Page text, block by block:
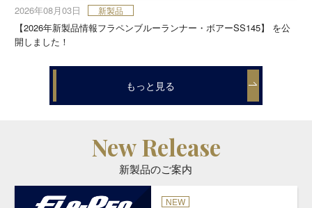
2026年08月03日
新製品
【2026年新製品情報フラペンブルーランナー・ボアーSS145】 を公
開しました！
もっと見る
New Release
新製品のご案内
NEW